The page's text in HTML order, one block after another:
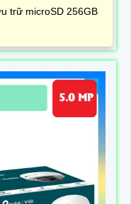
trữ microSD 256GB